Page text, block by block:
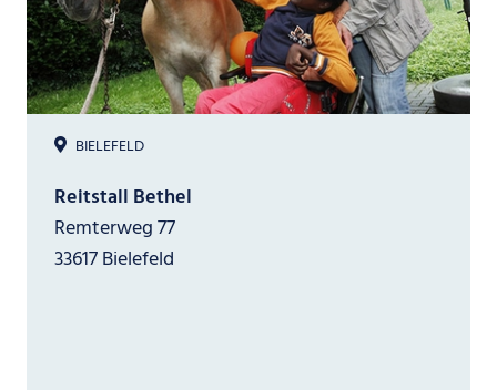
BIELEFELD
Reitstall Bethel
Remterweg 77
33617 Bielefeld